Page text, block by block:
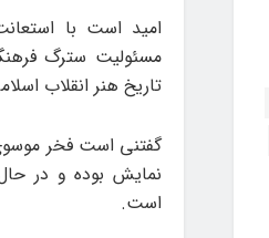
امید است با
مسئولیت سترگ
تاریخ هنر انقلاب
گفتنی است فخر
نمایش بوده و در
است.